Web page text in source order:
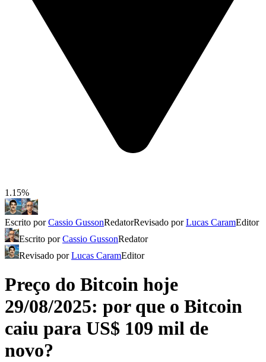
1.15%
Escrito porCassio GussonRedatorRevisado porLucas CaramEditor
Escrito porCassio GussonRedator
Revisado porLucas CaramEditor
Preço do Bitcoin hoje
29/08/2025: por que o Bitcoin
caiu para US$ 109 mil de
novo?